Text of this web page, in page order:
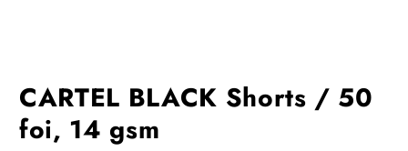
CARTEL BLACK Shorts / 50
foi, 14 gsm